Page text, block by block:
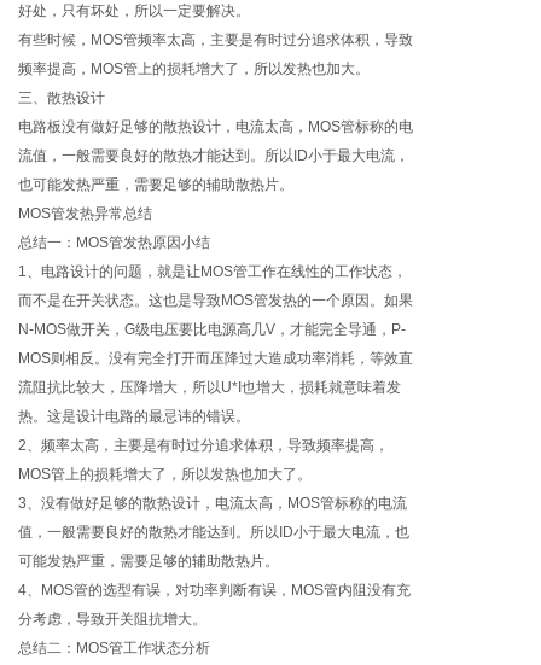
好处，只有坏处，所以一定要解决。
有些时候，MOS管频率太高，主要是有时过分追求体积，导致
频率提高，MOS管上的损耗增大了，所以发热也加大。
三、散热设计
电路板没有做好足够的散热设计，电流太高，MOS管标称的电
流值，一般需要良好的散热才能达到。所以ID小于最大电流，
也可能发热严重，需要足够的辅助散热片。
MOS管发热异常总结
总结一：MOS管发热原因小结
1、电路设计的问题，就是让MOS管工作在线性的工作状态，
而不是在开关状态。这也是导致MOS管发热的一个原因。如果
N-MOS做开关，G级电压要比电源高几V，才能完全导通，P-
MOS则相反。没有完全打开而压降过大造成功率消耗，等效直
流阻抗比较大，压降增大，所以U*I也增大，损耗就意味着发
热。这是设计电路的最忌讳的错误。
2、频率太高，主要是有时过分追求体积，导致频率提高，
MOS管上的损耗增大了，所以发热也加大了。
3、没有做好足够的散热设计，电流太高，MOS管标称的电流
值，一般需要良好的散热才能达到。所以ID小于最大电流，也
可能发热严重，需要足够的辅助散热片。
4、MOS管的选型有误，对功率判断有误，MOS管内阻没有充
分考虑，导致开关阻抗增大。
总结二：MOS管工作状态分析